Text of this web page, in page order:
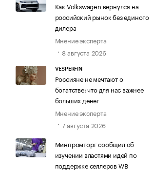
Как Volkswagen вернулся на
российский рынок без единого
дилера
Мнение эксперта
8 августа 2026
VESPERFIN
Россияне не мечтают о
богатстве: что для нас важнее
больших денег
Мнение эксперта
7 августа 2026
Минпромторг сообщил об
изучении властями идей по
поддержке селлеров WB